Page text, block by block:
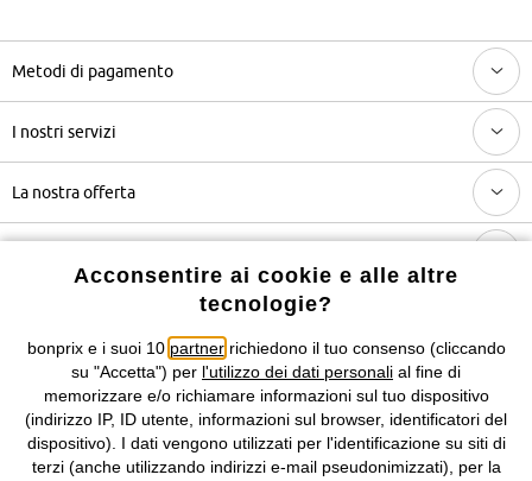
Metodi di pagamento
I nostri servizi
La nostra offerta
I prezzi sono IVA inclusa. Non includonole spese di spedizione e i
costi di servizio.
Acconsentire ai cookie e alle altre
tecnologie?
bonprix e i suoi 10 partnerrichiedono il tuo consenso (cliccando
su "Accetta") per l'utilizzo dei dati personali al fine di
memorizzare e/o richiamare informazioni sul tuo dispositivo
(indirizzo IP, ID utente, informazioni sul browser, identificatori del
dispositivo). I dati vengono utilizzati per l'identificazione su siti di
terzi (anche utilizzando indirizzi e-mail pseudonimizzati), per la